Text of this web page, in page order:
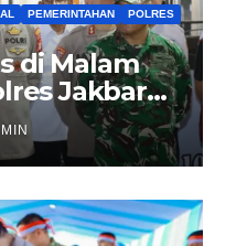
PEMERINTAHAN
POLRES
di Malam
Jakbar
Tiga